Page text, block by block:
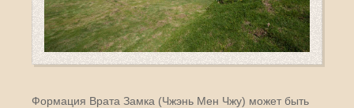
Формация Врата Замка (Чжэнь Мен Чжу) может быть